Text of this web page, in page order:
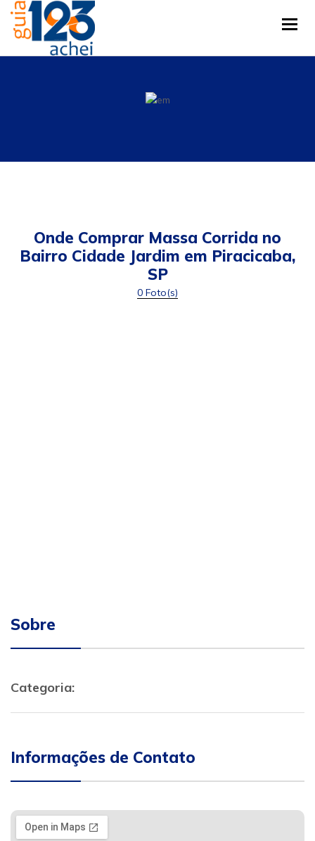
Onde Comprar Massa Corrida no
Bairro Cidade Jardim em Piracicaba,
SP
0 Foto(s)
Sobre
Categoria:
Informações de Contato